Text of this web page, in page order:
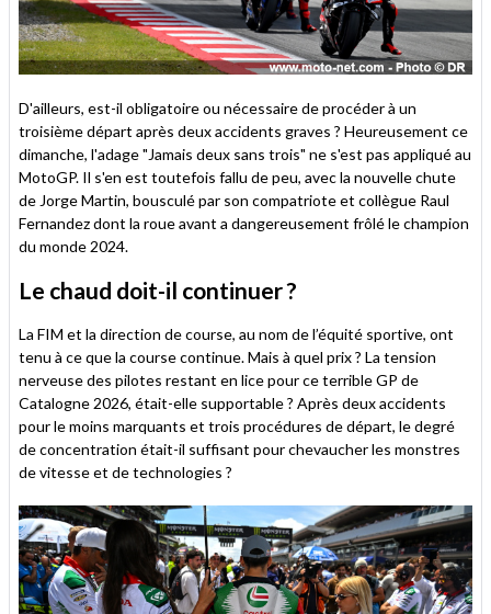
D'ailleurs, est-il obligatoire ou nécessaire de procéder à un
troisième départ après deux accidents graves ? Heureusement ce
dimanche, l'adage "Jamais deux sans trois" ne s'est pas appliqué au
MotoGP. Il s'en est toutefois fallu de peu, avec la nouvelle chute
de Jorge Martin, bousculé par son compatriote et collègue Raul
Fernandez dont la roue avant a dangereusement frôlé le champion
du monde 2024.
Le chaud doit-il continuer ?
La FIM et la direction de course, au nom de l’équité sportive, ont
tenu à ce que la course continue. Mais à quel prix ? La tension
nerveuse des pilotes restant en lice pour ce terrible GP de
Catalogne 2026, était-elle supportable ? Après deux accidents
pour le moins marquants et trois procédures de départ, le degré
de concentration était-il suffisant pour chevaucher les monstres
de vitesse et de technologies ?